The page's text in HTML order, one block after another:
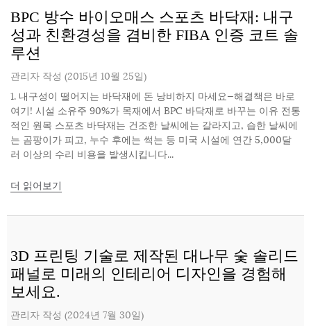
BPC 방수 바이오매스 스포츠 바닥재: 내구
성과 친환경성을 겸비한 FIBA ​​인증 코트 솔
루션
관리자 작성 (2015년 10월 25일)
1. 내구성이 떨어지는 바닥재에 돈 낭비하지 마세요—해결책은 바로
여기! 시설 소유주 90%가 목재에서 BPC 바닥재로 바꾸는 이유 전통
적인 원목 스포츠 바닥재는 건조한 날씨에는 갈라지고, 습한 날씨에
는 곰팡이가 피고, 누수 후에는 썩는 등 미국 시설에 연간 5,000달
러 이상의 수리 비용을 발생시킵니다...
더 읽어보기
3D 프린팅 기술로 제작된 대나무 숯 솔리드
패널로 미래의 인테리어 디자인을 경험해
보세요.
관리자 작성 (2024년 7월 30일)